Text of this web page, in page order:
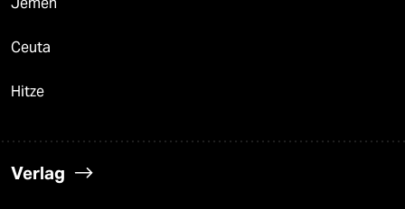
Ceuta
Hitze
Verlag